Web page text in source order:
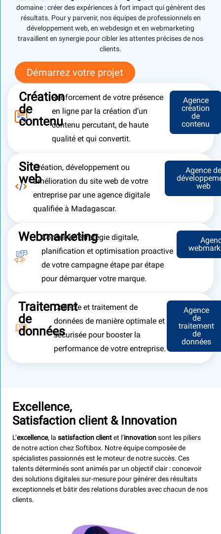
domaine : créer des expériences à fort impact qui génèrent des
résultats. Pour y parvenir, nos équipes de professionnels en
développement web, en webdesign et en webmarketing
travaillent en synergie pour cibler les attentes précises de nos
clients.
Démarrez votre projet
Création
de
contenu
Renforcement de votre présence
en ligne par la création d’un
contenu percutant, de haute
qualité et qui convertit.
Agence
création
de
contenu
Site
web
Création, développement ou
amélioration du site web de votre
entreprise par une agence digitale
qualifiée à Madagascar.
Agence de
web
Webmarketing
Conseil en stratégie digitale,
planification et optimisation proactive
de votre campagne étape par étape
pour démarquer votre marque.
Traitement
de
données
Collecte et traitement de
données de manière optimale et
sécurisée pour booster la
performance de votre entreprise.
Agence
de
traitement
de
données
Excellence,
Satisfaction client & Innovation
L’excellence, la satisfaction clientet l’innovationsont les piliers
de notre action chez Softibox. Notre équipe composée de
spécialistes passionnés est le moteur de notre succès. Ces
talents déterminés sont animés par un objectif clair : concevoir
des solutions digitales sur-mesure pour générer des résultats
exceptionnels et bâtir des relations durables avec chacun de nos
clients.